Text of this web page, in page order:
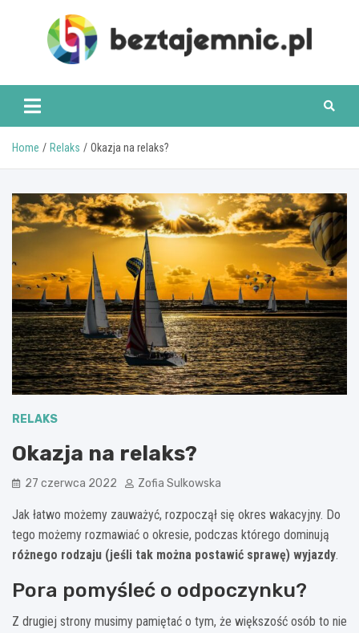
beztajemnic.pl
Home Relaks Okazja na relaks?
RELAKS
Okazja na relaks?
27 czerwca 2022 Zofia Sulkowska
Jak łatwo możemy zauważyć, rozpoczął się okres wakacyjny. Do
tego możemy rozmawiać o okresie, podczas którego dominują
różnego rodzaju (jeśli tak można postawić sprawę) wyjazdy.
Pora pomyśleć o odpoczynku?
Z drugiej strony musimy pamiętać o tym, że większość osób to nie